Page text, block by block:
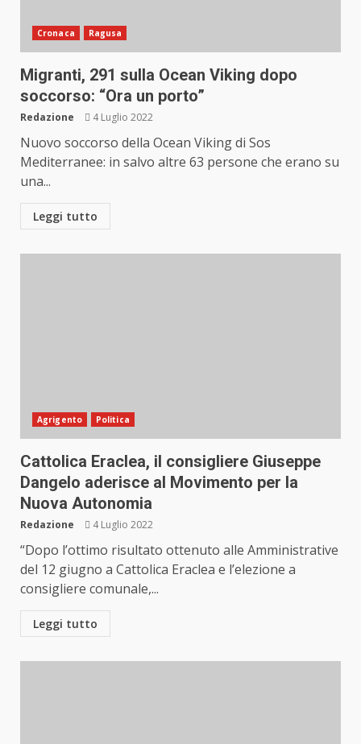
Cronaca Ragusa
Migranti, 291 sulla Ocean Viking dopo
soccorso: “Ora un porto”
Redazione 4 Luglio 2022
Nuovo soccorso della Ocean Viking di Sos
Mediterranee: in salvo altre 63 persone che erano su
una...
Leggi tutto
Agrigento Politica
Cattolica Eraclea, il consigliere Giuseppe
Dangelo aderisce al Movimento per la
Nuova Autonomia
Redazione 4 Luglio 2022
“Dopo l’ottimo risultato ottenuto alle Amministrative
del 12 giugno a Cattolica Eraclea e l’elezione a
consigliere comunale,...
Leggi tutto